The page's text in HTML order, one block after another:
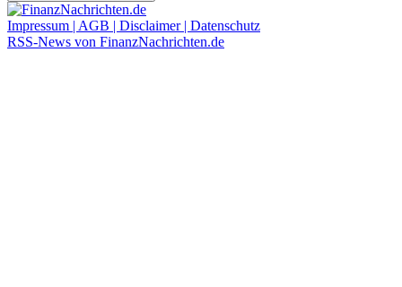
Impressum | AGB | Disclaimer | Datenschutz
RSS-News von FinanzNachrichten.de